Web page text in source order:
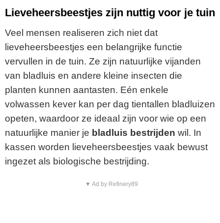
Lieveheersbeestjes zijn nuttig voor je tuin
Veel mensen realiseren zich niet dat
lieveheersbeestjes een belangrijke functie
vervullen in de tuin. Ze zijn natuurlijke vijanden
van bladluis en andere kleine insecten die
planten kunnen aantasten. Eén enkele
volwassen kever kan per dag tientallen bladluizen
opeten, waardoor ze ideaal zijn voor wie op een
natuurlijke manier je bladluis bestrijden wil. In
kassen worden lieveheersbeestjes vaak bewust
ingezet als biologische bestrijding.
▼ Ad by Refinery89